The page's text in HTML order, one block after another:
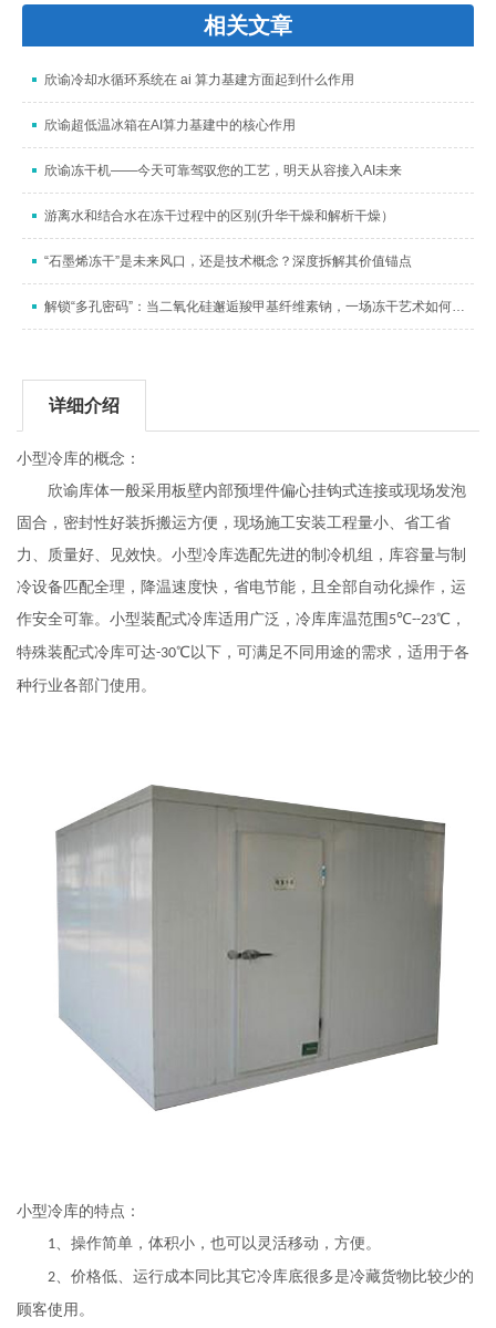
相关文章
欣谕冷却水循环系统在 ai 算力基建方面起到什么作用
欣谕超低温冰箱在AI算力基建中的核心作用
欣谕冻干机——今天可靠驾驭您的工艺，明天从容接入AI未来
游离水和结合水在冻干过程中的区别(升华干燥和解析干燥）
“石墨烯冻干”是未来风口，还是技术概念？深度拆解其价值锚点
解锁“多孔密码”：当二氧化硅邂逅羧甲基纤维素钠，一场冻干艺术如何织就纳米“海绵梦”
详细介绍
小型冷库的概念：
欣谕 库体一般采用板壁内部预埋件偏心挂钩式连接或现场发泡
固合，密封性好装拆搬运方便，现场施工安装工程量小、省工省
力、质量好、见效快。小型冷库选配先进的制冷机组，库容量与制
冷设备匹配全理，降温速度快，省电节能，且全部自动化操作，运
作安全可靠。小型装配式冷库适用广泛，冷库库温范围 5℃--23℃，
特殊装配式冷库可达-30℃以下，可满足不同用途的需求，适用于各
种行业各部门使用。
小型冷库的特点：
1 、操作简单，体积小，也可以灵活移动，方便。
2 、价格低、运行成本同比其它冷库底很多是冷藏货物比较少的
顾客使用。